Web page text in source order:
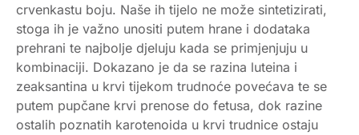
crvenkastu boju. Naše ih tijelo ne može sintetizirati,
stoga ih je važno unositi putem hrane i dodataka
prehrani te najbolje djeluju kada se primjenjuju u
kombinaciji. Dokazano je da se razina luteina i
zeaksantina u krvi tijekom trudnoće povećava te se
putem pupčane krvi prenose do fetusa, dok razine
ostalih poznatih karotenoida u krvi trudnice ostaju